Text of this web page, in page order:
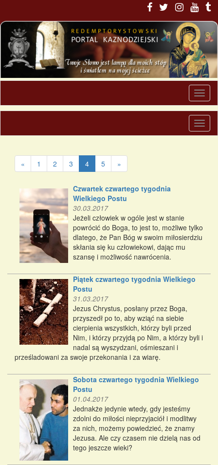
« 1 2 3 4 5 »
Czwartek czwartego tygodnia
Wielkiego Postu
30.03.2017
Jeżeli człowiek w ogóle jest w stanie
powrócić do Boga, to jest to, możliwe tylko
dlatego, że Pan Bóg w swoim miłosierdziu
skłania się ku człowiekowi, dając mu
szansę i możliwość nawrócenia.
Piątek czwartego tygodnia Wielkiego
Postu
31.03.2017
Jezus Chrystus, posłany przez Boga,
przyszedł po to, aby wziąć na siebie
cierpienia wszystkich, którzy byli przed
Nim, i którzy przyjdą po Nim, a którzy byli i
nadal są wyszydzani, ośmieszani i
prześladowani za swoje przekonania i za wiarę.
Sobota czwartego tygodnia Wielkiego
Postu
01.04.2017
Jednakże jedynie wtedy, gdy jesteśmy
zdolni do miłości nieprzyjaciół i modlitwy
za nich, możemy powiedzieć, że znamy
Jezusa. Ale czy czasem nie dzielą nas od
tego jeszcze wieki?